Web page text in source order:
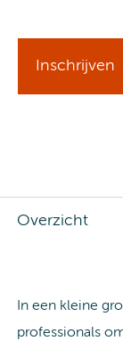
Inschrijven
Overzicht
In een kleine
professionals